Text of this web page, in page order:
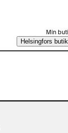
Min
Helsingfors butik